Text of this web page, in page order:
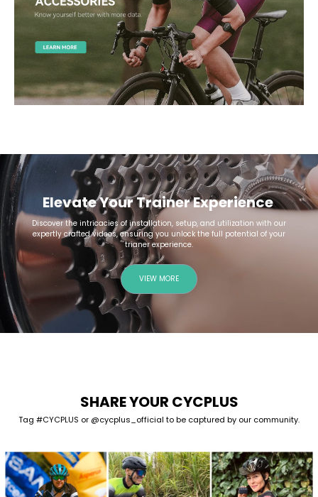
Elevate Your Trainer Experience
Discover the intricacies of installation, setup, and utilization with our
expertly crafted videos, ensuring you unlock the full potential of your
trianer experience.
VIEW MORE
SHARE YOUR CYCPLUS
Tag #CYCPLUS or @cycplus_official to be captured by our community.